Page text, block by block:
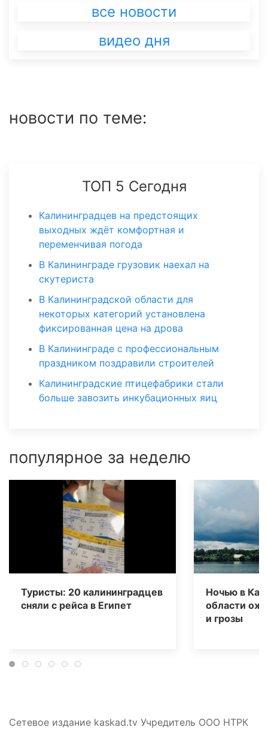
все новости
видео дня
новости по теме:
ТОП 5 Сегодня
Калининградцев на предстоящих
выходных ждёт комфортная и
переменчивая погода
В Калининграде грузовик наехал на
скутериста
В Калининградской области для
некоторых категорий установлена
фиксированная цена на дрова
В Калининграде с профессиональным
праздником поздравили строителей
Калининградские птицефабрики стали
больше завозить инкубационных яиц
популярное за неделю
Туристы: 20 калининградцев
сняли с рейса в Египет
Ночью в
области
и грозы
Сетевое издание kaskad.tv Учредитель ООО НТРК